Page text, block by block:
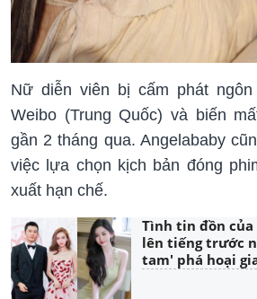
Nữ diễn viên bị cấm phát
Weibo (Trung Quốc) và biến
gần 2 tháng qua. Angelababy
việc lựa chọn kịch bản đóng
xuất hạn chế.
Tình tin đồn
lên tiếng trước
tam' phá hoại